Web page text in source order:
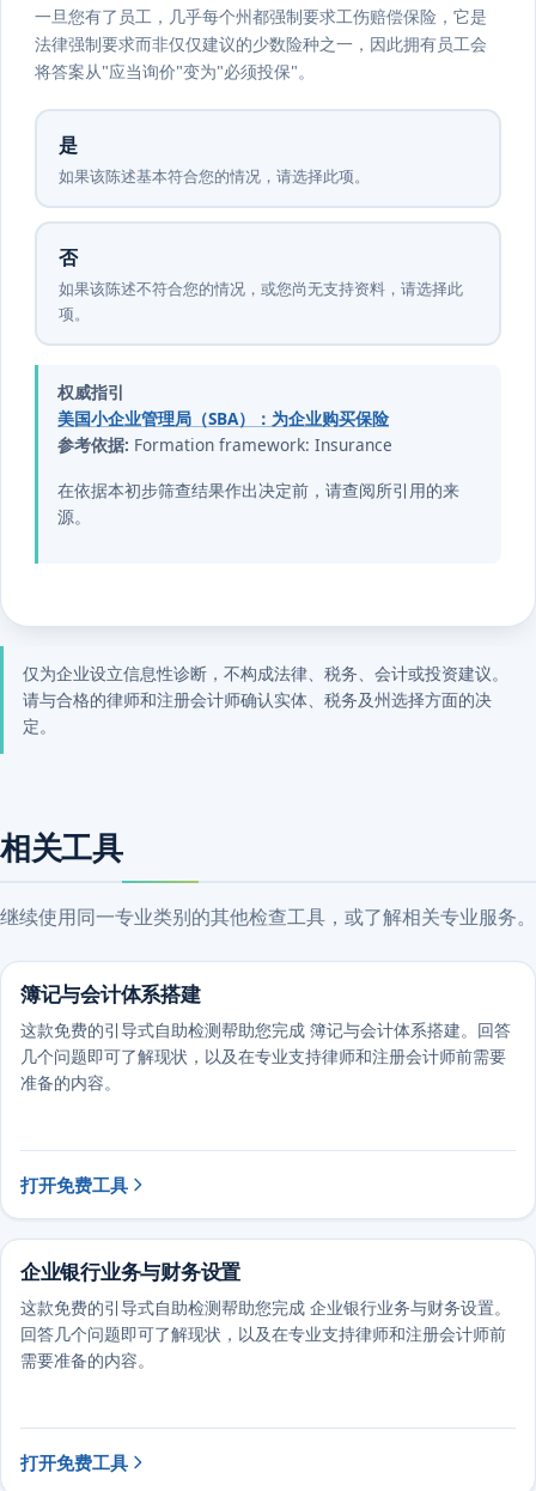
一旦您有了员工，几乎每个州都强制要求工伤赔偿保险，它是
法律强制要求而非仅仅建议的少数险种之一，因此拥有员工会
将答案从"应当询价"变为"必须投保"。
是
如果该陈述基本符合您的情况，请选择此项。
否
如果该陈述不符合您的情况，或您尚无支持资料，请选择此
项。
权威指引
美国小企业管理局（SBA）：为企业购买保险
参考依据: Formation framework: Insurance
在依据本初步筛查结果作出决定前，请查阅所引用的来
源。
仅为企业设立信息性诊断，不构成法律、税务、会计或投资建议。
请与合格的律师和注册会计师确认实体、税务及州选择方面的决
定。
相关工具
继续使用同一专业类别的其他检查工具，或了解相关专业服务。
簿记与会计体系搭建
这款免费的引导式自助检测帮助您完成 簿记与会计体系搭建。回答
几个问题即可了解现状，以及在专业支持律师和注册会计师前需要
准备的内容。
打开免费工具
企业银行业务与财务设置
这款免费的引导式自助检测帮助您完成 企业银行业务与财务设置。
回答几个问题即可了解现状，以及在专业支持律师和注册会计师前
需要准备的内容。
打开免费工具